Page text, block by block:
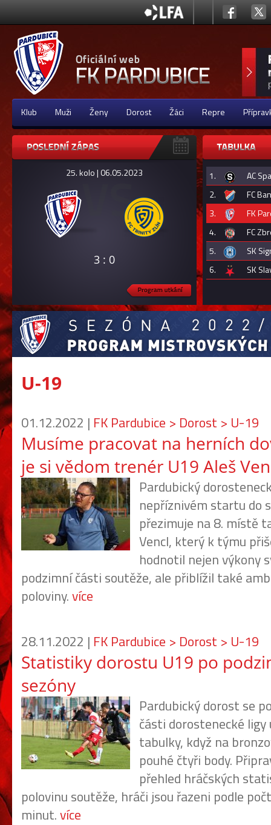
Klub Muži Ženy Dorost Žáci Repre
25. kolo | 06.05.2023
3 : 0
1.
AC
2.
FC
3.
FK
4.
FC
5.
SK
6.
SK
U-19
01.12.2022 | FK Pardubice > Dorost > U-19
Musíme pracovat na herních
je si vědom trenér U19 Aleš
Pardubický
nepříznivém startu do
přezimuje na 8. místě
Vencl, který k týmu
hodnotil nejen výkony
podzimní části soutěže, ale přiblížil také
poloviny.více
28.11.2022 | FK Pardubice > Dorost > U-19
Statistiky dorostu U19 po
sezóny
Pardubický dorost se
části dorostenecké
tabulky, když na
pouhé čtyři body.
přehled hráčských
polovinu soutěže, hráči jsou řazeni podle
minut.více